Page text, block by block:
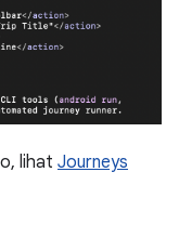
lihat Journeys